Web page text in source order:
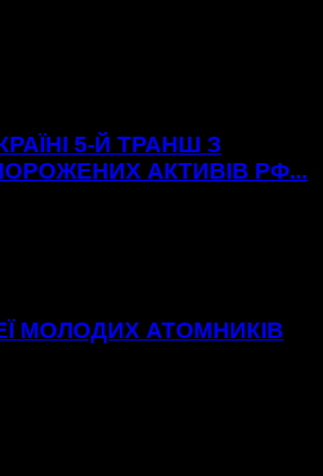
5-Й ТРАНШ З
АКТИВІВ РФ...
МОЛОДИХ АТОМНИКІВ